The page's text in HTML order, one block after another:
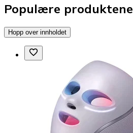
Populære produktene
Hopp over innholdet